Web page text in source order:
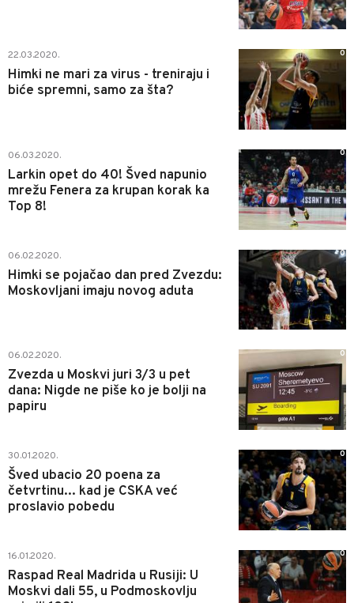
22.03.2020.
Himki ne mari za virus - treniraju i
biće spremni, samo za šta?
0
06.03.2020.
Larkin opet do 40! Šved napunio
mrežu Fenera za krupan korak ka
Top 8!
0
06.02.2020.
Himki se pojačao dan pred Zvezdu:
Moskovljani imaju novog aduta
0
06.02.2020.
Zvezda u Moskvi juri 3/3 u pet
dana: Nigde ne piše ko je bolji na
papiru
0
30.01.2020.
Šved ubacio 20 poena za
četvrtinu... kad je CSKA već
proslavio pobedu
0
16.01.2020.
Raspad Real Madrida u Rusiji: U
Moskvi dali 55, u Podmoskovlju
0